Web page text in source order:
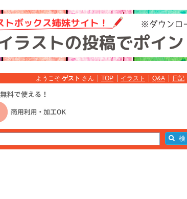
ようこそ ゲスト さん TOP イラスト Q&A 日記